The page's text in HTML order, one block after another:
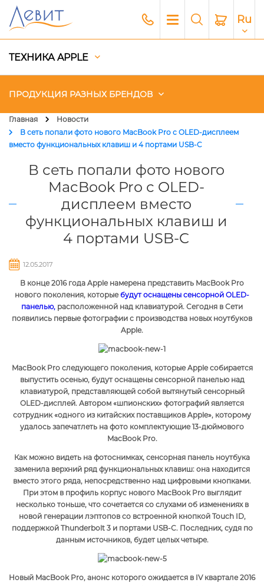
Ru
ТЕХНИКА APPLE
ПРОДУКЦИЯ РАЗНЫХ БРЕНДОВ
Чехлы
Акустика
Генераторы и Зарядные
Гаджеты
Главная
Новости
В сеть попали фото нового MacBook Pro с OLED-дисплеем
вместо функциональных клавиш и 4 портами USB-C
В сеть попали фото нового
MacBook Pro с OLED-
дисплеем вместо
функциональных клавиш и
4 портами USB-C
12.05.2017
В конце 2016 года Apple намерена представить MacBook Pro
нового поколения, которыебудут оснащены сенсорной OLED-
панелью, расположенной над клавиатурой. Сегодня в Сети
появились первые фотографии с производства новых ноутбуков
Apple.
MacBook Pro следующего поколения, которые Apple собирается
выпустить осенью, будут оснащены сенсорной панелью над
клавиатурой, представляющей собой вытянутый сенсорный
OLED-дисплей. Автором «шпионских» фотографий является
сотрудник «одного из китайских поставщиков Apple», которому
удалось запечатлеть на фото комплектующие 13-дюймового
MacBook Pro.
Как можно видеть на фотоснимках, сенсорная панель ноутбука
заменила верхний ряд функциональных клавиш: она находится
вместо этого ряда, непосредственно над цифровыми кнопками.
При этом в профиль корпус нового MacBook Pro выглядит
несколько тоньше, что сочетается со слухами об изменениях в
новой генерации лэптопов со встроенной кнопкой Touch ID,
поддержкой Thunderbolt 3 и портами USB-С. Последних, судя по
данным источников, будет целых четыре.
Новый MacBook Pro, анонс которого ожидается в IV квартале 2016